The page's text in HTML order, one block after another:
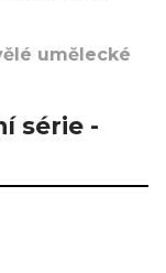
umělecké
série -